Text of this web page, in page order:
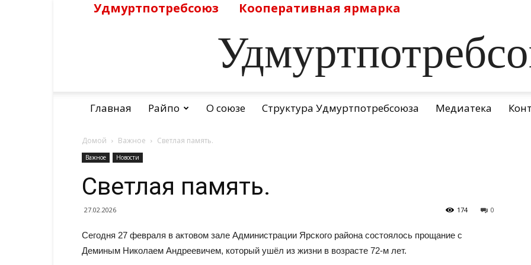
Удмуртпотребсоюз Кооперативная ярмарка
Главная Райпо О союзе Структура Удмуртпотребсоюза Медиатека
Домой Важное Светлая память.
Важное Новости
Светлая память.
27.02.2026 0
174
Сегодня 27 февраля в актовом зале Администрации Ярского района состоялось прощание с
Деминым Николаем Андреевичем, который ушёл из жизни в возрасте 72-м лет.